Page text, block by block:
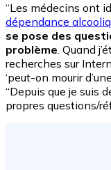
“Les médecins ont
dépendance
se pose des
problème. Quand
recherches sur
‘peut-on mourir
“Depuis que je suis
propres questions/